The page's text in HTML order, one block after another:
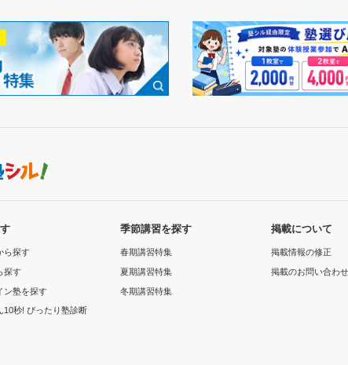
ら探す
探す
ン塾を探す
10秒! ぴったり塾診断
季節講習を探す
春期講習特集
夏期講習特集
冬期講習特集
掲載について
掲載情報の修正
掲載のお問い合わせ